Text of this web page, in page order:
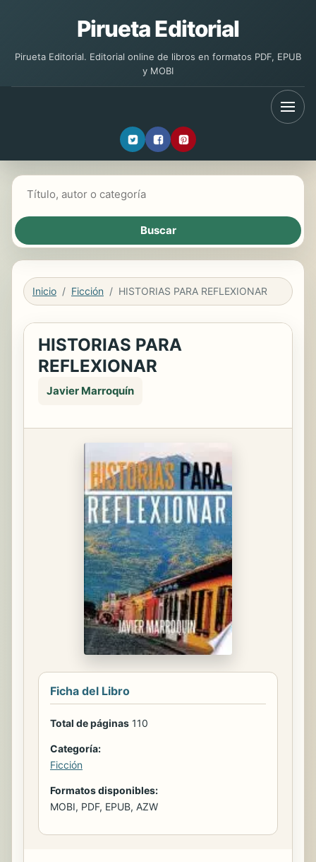
Pirueta Editorial
Pirueta Editorial. Editorial online de libros en formatos PDF, EPUB
y MOBI
Inicio Ficción HISTORIAS PARA REFLEXIONAR
HISTORIAS PARA
REFLEXIONAR
Javier Marroquín
Ficha del Libro
Total de páginas 110
Categoría:
Ficción
Formatos disponibles:
MOBI, PDF, EPUB, AZW